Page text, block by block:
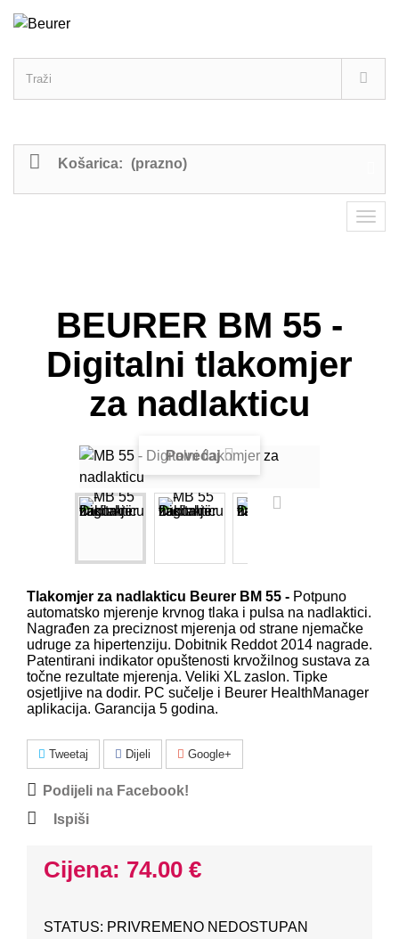
Košarica: (prazno)
BEURER BM 55 -
Digitalni tlakomjer
za nadlakticu
Povećaj
Tlakomjer za nadlakticu Beurer BM 55 - Potpuno
automatsko mjerenje krvnog tlaka i pulsa na nadlaktici.
Nagrađen za preciznost mjerenja od strane njemačke
udruge za hipertenziju. Dobitnik Reddot 2014 nagrade.
Patentirani indikator opuštenosti krvožilnog sustava za
točne rezultate mjerenja. Veliki XL zaslon. Tipke
osjetljive na dodir. PC sučelje i Beurer HealthManager
aplikacija. Garancija 5 godina.
Tweetaj Dijeli Google+
Podijeli na Facebook!
Ispiši
Cijena: 74.00 €
STATUS: PRIVREMENO NEDOSTUPAN